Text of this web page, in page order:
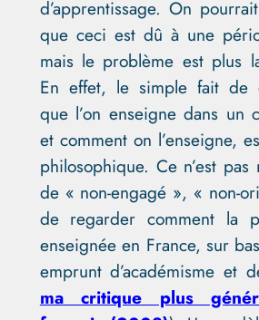
d’apprentissage. On
que ceci est dû à une
mais le problème est plus
En effet, le simple fait de
que l’on enseigne dans un
et comment on l’enseigne,
philosophique. Ce n’est pas
de « non-engagé », « non-
de regarder comment la
enseignée en France, sur
emprunt d’académisme et
ma critique plus